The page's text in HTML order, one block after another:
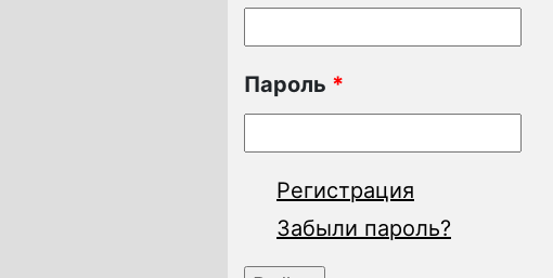
Пароль *
Регистрация
Забыли пароль?